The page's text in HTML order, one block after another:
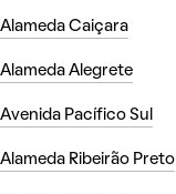
Alameda Caiçara
Alameda Alegrete
Avenida Pacífico Sul
Alameda Ribeirão Preto